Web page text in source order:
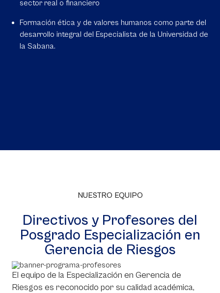
sector real o financiero
Formación ética y de valores humanos como parte del
desarrollo integral del Especialista de la Universidad de
la Sabana.
NUESTRO EQUIPO
Directivos y Profesores del
Posgrado Especialización en
Gerencia de Riesgos
El equipo de la Especialización en Gerencia de
Riesgos es reconocido por su calidad académica,